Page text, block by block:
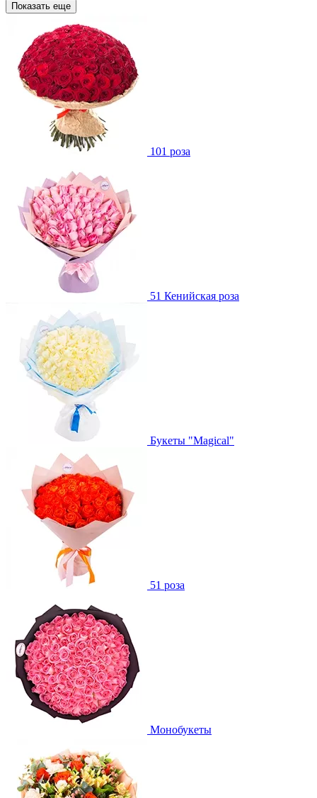
Показать еще
101 роза
51 Кенийская роза
Букеты "Magical"
51 роза
Монобукеты